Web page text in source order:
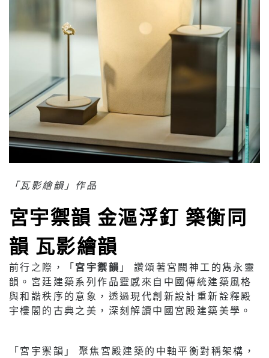
「瓦影繪韻」作品
宮宇禦韻 金漚浮釘 築衡同
韻 瓦影繪韻
前行之際，「宮宇禦韻 」 讚頌著宮闕神工的雋永靈
韻。宮廷建築系列作品靈感來自中國傳統建築風格
與和諧秩序的意象，透過現代創新設計重新詮釋殿
宇樓閣的古典之美，深刻解讀中國宮殿建築美學。
「宮宇禦韻」 聚焦宮殿建築的中軸平衡對稱架構，